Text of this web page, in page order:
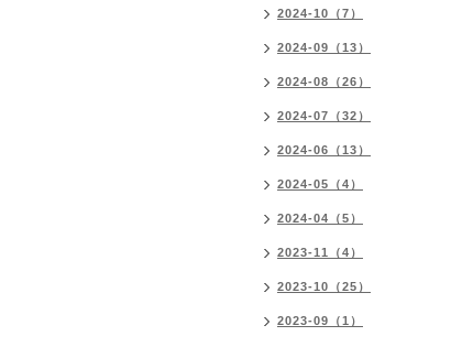
2024-10（7）
2024-09（13）
2024-08（26）
2024-07（32）
2024-06（13）
2024-05（4）
2024-04（5）
2023-11（4）
2023-10（25）
2023-09（1）